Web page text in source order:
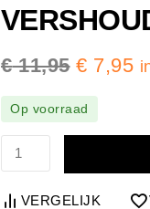
€11,95 € 7,95
Op voorraad
VERGELIJK